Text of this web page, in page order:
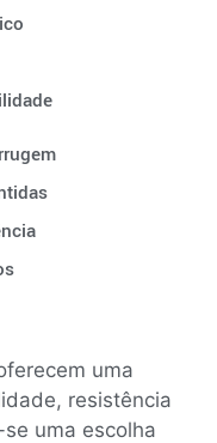
uma
resistência
uma escolha